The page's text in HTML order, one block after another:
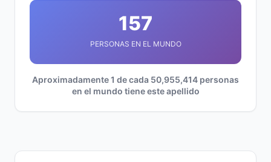
157
PERSONAS EN EL MUNDO
Aproximadamente 1 de cada 50,955,414 personas
en el mundo tiene este apellido